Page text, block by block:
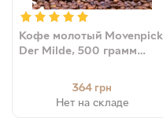
Кофе молотый Movenpick
Der Milde, 500 грамм
364 грн
Нет на складе